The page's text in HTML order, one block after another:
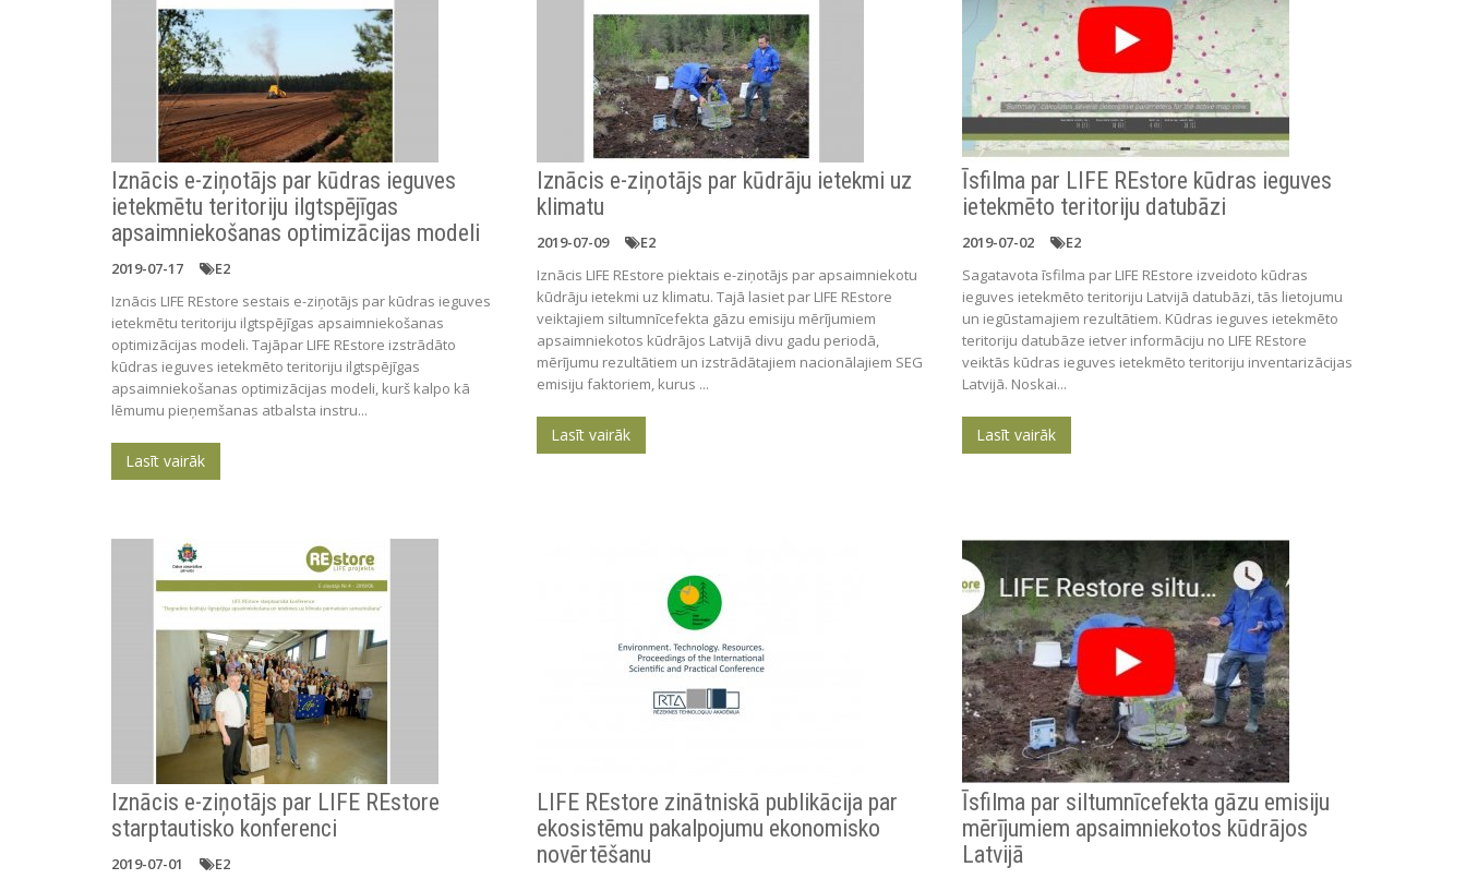
Iznācis e-ziņotājs par kūdras ieguves
ietekmētu teritoriju ilgtspējīgas
apsaimniekošanas optimizācijas modeli
2019-07-17
E2
Iznācis LIFE REstore sestais e-ziņotājs par kūdras ieguves
ietekmētu teritoriju ilgtspējīgas apsaimniekošanas
optimizācijas modeli. Tajāpar LIFE REstore izstrādāto
kūdras ieguves ietekmēto teritoriju ilgtspējīgas
apsaimniekošanas optimizācijas modeli, kurš kalpo kā
lēmumu pieņemšanas atbalsta instru...
Lasīt vairāk
Iznācis e-ziņotājs par kūdrāju ietekmi uz
klimatu ​
2019-07-09
E2
Iznācis LIFE REstore piektais e-ziņotājs par apsaimniekotu
kūdrāju ietekmi uz klimatu. Tajā lasiet par LIFE REstore
veiktajiem siltumnīcefekta gāzu emisiju mērījumiem
apsaimniekotos kūdrājos Latvijā divu gadu periodā,
mērījumu rezultātiem un izstrādātajiem nacionālajiem SEG
emisiju faktoriem, kurus ...
Lasīt vairāk
Īsfilma par LIFE REstore kūdras ieguves
ietekmēto teritoriju datubāzi
2019-07-02
E2
Sagatavota īsfilma par LIFE REstore izveidoto kūdras
ieguves ietekmēto teritoriju Latvijā datubāzi, tās lietojumu
un iegūstamajiem rezultātiem. Kūdras ieguves ietekmēto
teritoriju datubāze ietver informāciju no LIFE REstore
veiktās kūdras ieguves ietekmēto teritoriju inventarizācijas
Latvijā. Noskai...
Lasīt vairāk
Iznācis e-ziņotājs par LIFE REstore
starptautisko konferenci
2019-07-01
E2
LIFE REstore zinātniskā publikācija par
ekosistēmu pakalpojumu ekonomisko
novērtēšanu
Īsfilma par siltumnīcefekta gāzu emisiju
mērījumiem apsaimniekotos kūdrājos
Latvijā